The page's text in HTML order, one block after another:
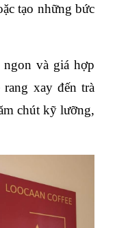
tạo những bức
và giá hợp
xay đến trà
chút kỹ lưỡng,